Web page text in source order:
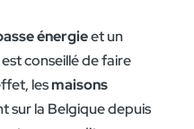
énergieet un
conseillé de faire
lesmaisons
sur la Belgique depuis